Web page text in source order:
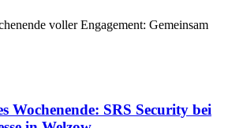
voller Engagement: Gemeinsam
Wochenende: SRS Security bei